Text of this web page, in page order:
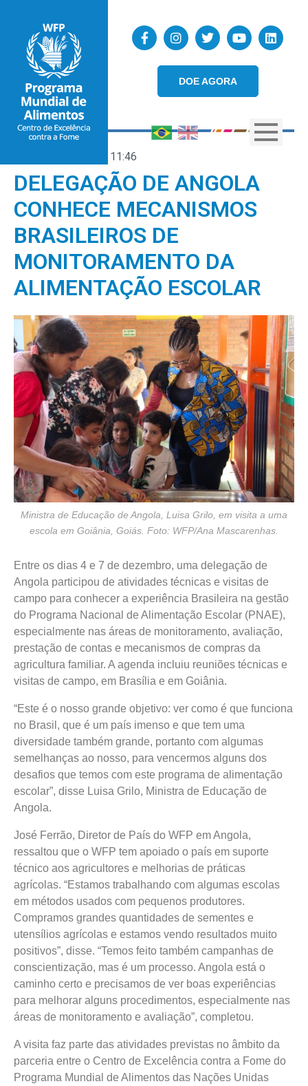
DOE AGORA
11:46
DELEGAÇÃO DE ANGOLA
CONHECE MECANISMOS
BRASILEIROS DE
MONITORAMENTO DA
ALIMENTAÇÃO ESCOLAR
Ministra de Educação de Angola, Luisa Grilo, em visita a uma
escola em Goiânia, Goiás. Foto: WFP/Ana Mascarenhas.
Entre os dias 4 e 7 de dezembro, uma delegação de
Angola participou de atividades técnicas e visitas de
campo para conhecer a experiência Brasileira na gestão
do Programa Nacional de Alimentação Escolar (PNAE),
especialmente nas áreas de monitoramento, avaliação,
prestação de contas e mecanismos de compras da
agricultura familiar. A agenda incluiu reuniões técnicas e
visitas de campo, em Brasília e em Goiânia.
“Este é o nosso grande objetivo: ver como é que funciona
no Brasil, que é um país imenso e que tem uma
diversidade também grande, portanto com algumas
semelhanças ao nosso, para vencermos alguns dos
desafios que temos com este programa de alimentação
escolar”, disse Luisa Grilo, Ministra de Educação de
Angola.
José Ferrão, Diretor de País do WFP em Angola,
ressaltou que o WFP tem apoiado o país em suporte
técnico aos agricultores e melhorias de práticas
agrícolas. “Estamos trabalhando com algumas escolas
em métodos usados com pequenos produtores.
Compramos grandes quantidades de sementes e
utensílios agrícolas e estamos vendo resultados muito
positivos”, disse. “Temos feito também campanhas de
conscientização, mas é um processo. Angola está o
caminho certo e precisamos de ver boas experiências
para melhorar alguns procedimentos, especialmente nas
áreas de monitoramento e avaliação”, completou.
A visita faz parte das atividades previstas no âmbito da
parceria entre o Centro de Excelência contra a Fome do
Programa Mundial de Alimentos das Nações Unidas